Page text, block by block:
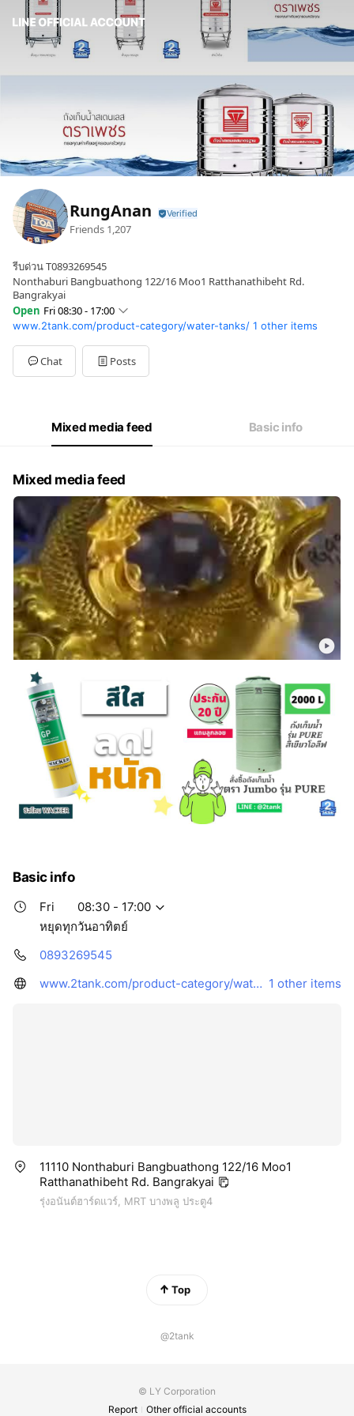
RungAnan
Friends 1,207
รีบด่วน T0893269545
Nonthaburi Bangbuathong 122/16 Moo1 Ratthanathibeht Rd.
Bangrakyai
Open Fri 08:30 - 17:00
SunClosed
Mon08:30 - 17:00
Tue08:30 - 17:00
Wed08:30 - 17:00
08:30 - 17:00
หยุดทุกวันอาทิตย์
www.2tank.com/product-category/water-tanks/ 1 other items
Chat Posts
Mixed media feed Basic info
Mixed media feed
Basic info
Fri
08:30 - 17:00
หยุดทุกวันอาทิตย์
0893269545
www.2tank.com/product-category/water-tanks/ 1 other items
11110 Nonthaburi Bangbuathong 122/16 Moo1
Ratthanathibeht Rd. Bangrakyai
รุ่งอนันต์ฮาร์ดแวร์, MRT บางพลู ประตู4
Top
@2tank
© LY Corporation
Report
Other official accounts